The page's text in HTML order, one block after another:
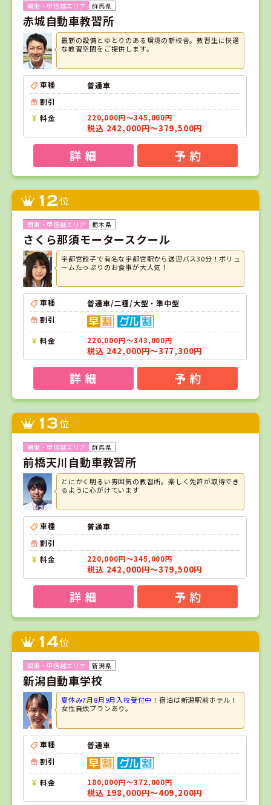
群馬県
赤城自動車教習所
最新の設備とゆとりのある環境の新校舎。教習生に快適
な教習空間をご提供します。
車種
普通車
割引
料金
220,000円～345,000円
税込 242,000円～379,500円
詳 細 予 約
12位
栃木県
さくら那須モータースクール
宇都宮餃子で有名な宇都宮駅から送迎バス30分！ボリュ
ームたっぷりのお食事が大人気！
車種
普通車/二種/大型・準中型
割引
料金 220,000円～343,000円
税込 242,000円～377,300円
詳 細 予 約
13位
群馬県
前橋天川自動車教習所
とにかく明るい雰囲気の教習所。楽しく免許が取得でき
るように心がけています
車種
普通車
割引
料金
220,000円～345,000円
税込 242,000円～379,500円
詳 細 予 約
14位
新潟県
新潟自動車学校
夏休み7月8月9月入校受付中！宿泊は新潟駅前ホテル！
女性自炊プランあり。
車種
普通車
割引
料金 180,000円～372,000円
税込 198,000円～409,200円